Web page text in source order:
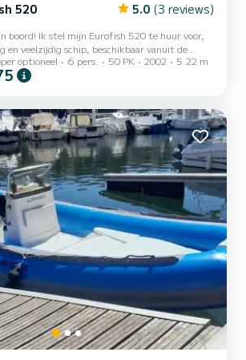
520 5.0 (3 reviews)
boord! Ik stel mijn Eurofish 520 te huur voor,
en veelzijdig schip, beschikbaar vanuit de
Het is het ideale vaartuig om onze prachtige
en te varen aan de voet van de
met als voordeel een zeer redelijk
indeling met cabine is bijzonder prak...
optioneel 6 pers. 50 PK 2002 5.22 m